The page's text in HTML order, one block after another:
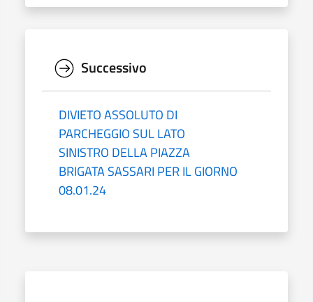
Successivo
DIVIETO ASSOLUTO DI
PARCHEGGIO SUL LATO
SINISTRO DELLA PIAZZA
BRIGATA SASSARI PER IL GIORNO
08.01.24